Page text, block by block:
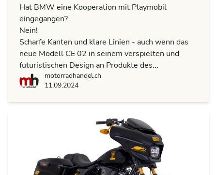
Hat BMW eine Kooperation mit Playmobil
eingegangen?
Nein!
Scharfe Kanten und klare Linien - auch wenn das
neue Modell CE 02 in seinem verspielten und
futuristischen Design an Produkte des...
motorradhandel.ch
motorradhandel.ch
11.09.2024